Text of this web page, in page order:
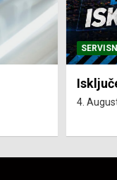
SERVISNE
Isključenja
4. Augusta 2026.